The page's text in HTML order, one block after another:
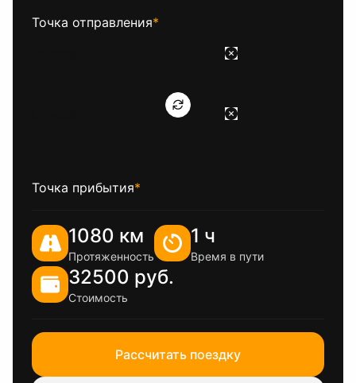
Точка отправления*
Точка прибытия*
1080 км
Протяженность
1 ч
Время в пути
32500 руб.
Стоимость
Рассчитать поездку